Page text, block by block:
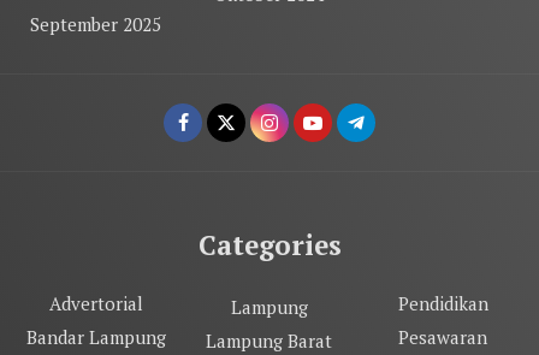
September 2025
Categories
Advertorial
Bandar Lampung
Lampung
Lampung Barat
Pendidikan
Pesawaran